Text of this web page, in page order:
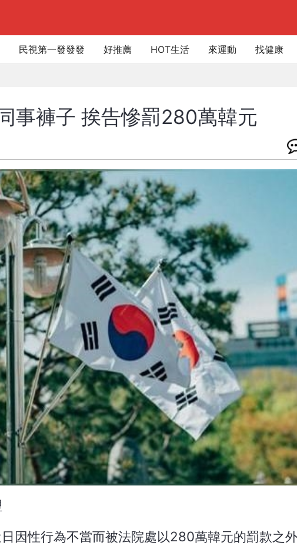
民視第一發發發 好推薦 HOT生活 來運動 找健康
事褲子 挨告慘罰280萬韓元
因性行為不當而被法院處以280萬韓元的罰款之